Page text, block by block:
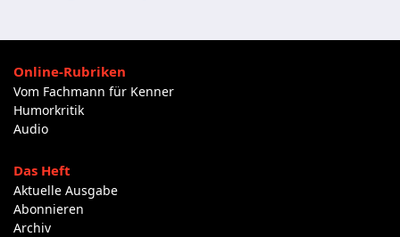
Online-Rubriken
Vom Fachmann für Kenner
Humorkritik
Audio
Das Heft
Aktuelle Ausgabe
Abonnieren
Archiv